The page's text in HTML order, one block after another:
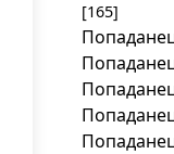
[165]